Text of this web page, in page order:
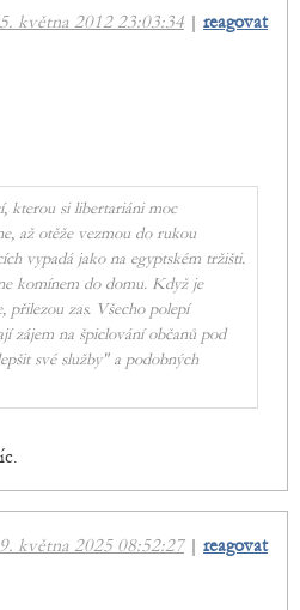
května 2012 23:03:34 | reagovat
kterou si libertariáni moc
až otěže vezmou do rukou
vypadá jako na egyptském tržišti.
komínem do domu. Když je
přilezou zas. Všecho polepí
zájem na špiclování občanů pod
své služby" a podobných
května 2025 08:52:27| reagovat